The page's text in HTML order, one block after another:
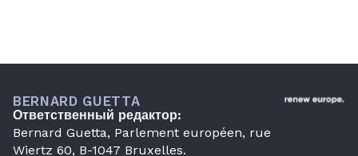
BERNARD GUETTA
Ответственный редактор:
Bernard Guetta, Parlement européen, rue
Wiertz 60, B-1047 Bruxelles.